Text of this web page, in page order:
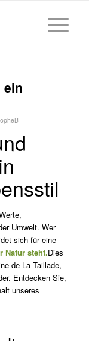
ein
Umwelt. Wer
sich für eine
Natur steht.Dies
de La Taillade,
Entdecken Sie,
unseres